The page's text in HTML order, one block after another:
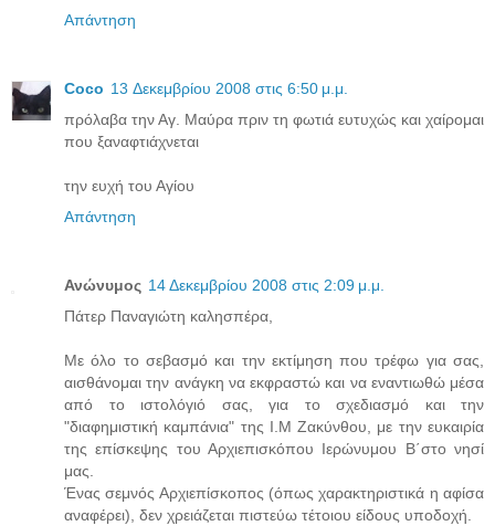
Απάντηση
Coco 13 Δεκεμβρίου 2008 στις 6:50 μ.μ.
πρόλαβα την Αγ. Μαύρα πριν τη φωτιά ευτυχώς και χαίρομαι
που ξαναφτιάχνεται
την ευχή του Αγίου
Απάντηση
Ανώνυμος 14 Δεκεμβρίου 2008 στις 2:09 μ.μ.
Πάτερ Παναγιώτη καλησπέρα,
Με όλο το σεβασμό και την εκτίμηση που τρέφω για σας,
αισθάνομαι την ανάγκη να εκφραστώ και να εναντιωθώ μέσα
από το ιστολόγιό σας, για το σχεδιασμό και την
"διαφημιστική καμπάνια" της Ι.Μ Ζακύνθου, με την ευκαιρία
της επίσκεψης του Αρχιεπισκόπου Ιερώνυμου Β΄στο νησί
μας.
Ένας σεμνός Αρχιεπίσκοπος (όπως χαρακτηριστικά η αφίσα
αναφέρει), δεν χρειάζεται πιστεύω τέτοιου είδους υποδοχή.